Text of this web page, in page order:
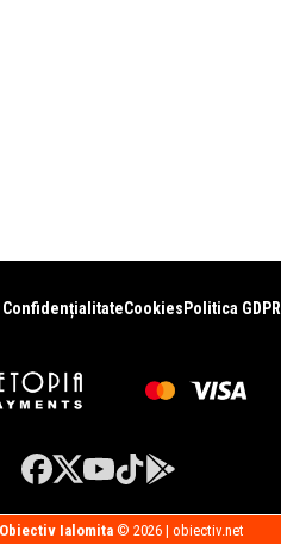
ConfidențialitateCookies Politica GDPR
Ialomita© 2026 | obiectiv.net